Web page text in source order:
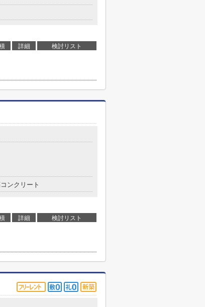
詳細 検討リスト
ンクリート
詳細 検討リスト